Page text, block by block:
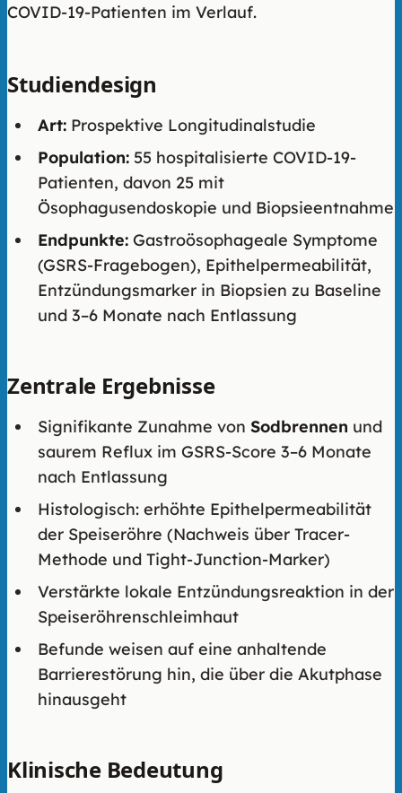
COVID-19-Patienten im Verlauf.
Studiendesign
Art: Prospektive Longitudinalstudie
Population: 55 hospitalisierte COVID-19-
Patienten, davon 25 mit
Ösophagusendoskopie und Biopsieentnahme
Endpunkte: Gastroösophageale Symptome
(GSRS-Fragebogen), Epithelpermeabilität,
Entzündungsmarker in Biopsien zu Baseline
und 3–6 Monate nach Entlassung
Zentrale Ergebnisse
Signifikante Zunahme von Sodbrennen und
saurem Reflux im GSRS-Score 3–6 Monate
nach Entlassung
Histologisch: erhöhte Epithelpermeabilität
der Speiseröhre (Nachweis über Tracer-
Methode und Tight-Junction-Marker)
Verstärkte lokale Entzündungsreaktion in der
Speiseröhrenschleimhaut
Befunde weisen auf eine anhaltende
Barrierestörung hin, die über die Akutphase
hinausgeht
Klinische Bedeutung